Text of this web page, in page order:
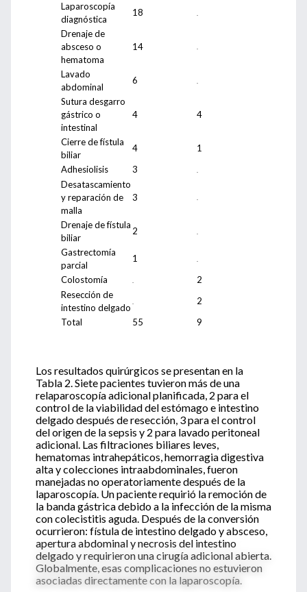
Laparoscopía
diagnóstica
18
Drenaje de
absceso o
hematoma
14
Lavado
abdominal
6
Sutura desgarro
gástrico o
intestinal
4 4
Cierre de fístula
biliar
4
1
Adhesiolisis
3
Desatascamiento
y reparación de
malla
3
Drenaje de fístula
biliar
2
Gastrectomía
parcial
1
Colostomía
2
Resección de
intestino delgado
2
Total
55 9
Los resultados quirúrgicos se presentan en la
Tabla 2. Siete pacientes tuvieron más de una
relaparoscopía adicional planificada, 2 para el
control de la viabilidad del estómago e intestino
delgado después de resección, 3 para el control
del origen de la sepsis y 2 para lavado peritoneal
adicional. Las filtraciones biliares leves,
hematomas intrahepáticos, hemorragia digestiva
alta y colecciones intraabdominales, fueron
manejadas no operatoriamente después de la
laparoscopía. Un paciente requirió la remoción de
la banda gástrica debido a la infección de la misma
con colecistitis aguda. Después de la conversión
ocurrieron: fístula de intestino delgado y absceso,
apertura abdominal y necrosis del intestino
delgado y requirieron una cirugía adicional abierta.
Globalmente, esas complicaciones no estuvieron
asociadas directamente con la laparoscopía.